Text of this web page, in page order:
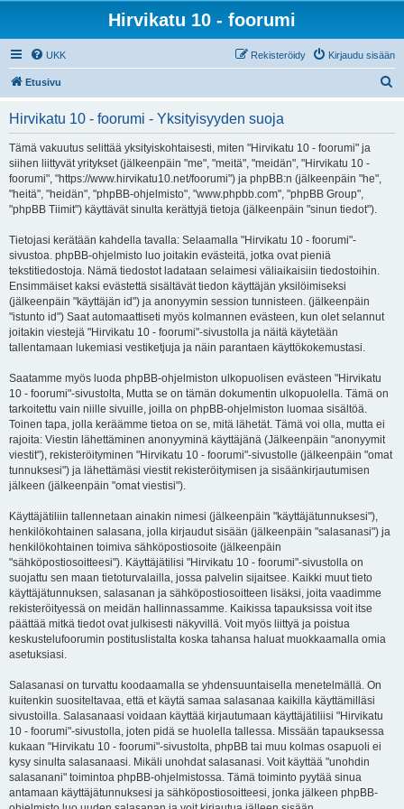
Hirvikatu 10 - foorumi
UKK Kirjaudu sisään
Rekisteröidy
Etusivu
Hirvikatu 10 - foorumi - Yksityisyyden suoja
Tämä vakuutus selittää yksityiskohtaisesti, miten "Hirvikatu 10 - foorumi" ja
siihen liittyvät yritykset (jälkeenpäin "me", "meitä", "meidän", "Hirvikatu 10 -
foorumi", "https://www.hirvikatu10.net/foorumi") ja phpBB:n (jälkeenpäin "he",
"heitä", "heidän", "phpBB-ohjelmisto", "www.phpbb.com", "phpBB Group",
"phpBB Tiimit") käyttävät sinulta kerättyjä tietoja (jälkeenpäin "sinun tiedot").
Tietojasi kerätään kahdella tavalla: Selaamalla "Hirvikatu 10 - foorumi"-
sivustoa. phpBB-ohjelmisto luo joitakin evästeitä, jotka ovat pieniä
tekstitiedostoja. Nämä tiedostot ladataan selaimesi väliaikaisiin tiedostoihin.
Ensimmäiset kaksi evästettä sisältävät tiedon käyttäjän yksilöimiseksi
(jälkeenpäin "käyttäjän id") ja anonyymin session tunnisteen. (jälkeenpäin
"istunto id") Saat automaattiseti myös kolmannen evästeen, kun olet selannut
joitakin viestejä "Hirvikatu 10 - foorumi"-sivustolla ja näitä käytetään
tallentamaan lukemiasi vestiketjuja ja näin parantaen käyttökokemustasi.
Saatamme myös luoda phpBB-ohjelmiston ulkopuolisen evästeen "Hirvikatu
10 - foorumi"-sivustolta, Mutta se on tämän dokumentin ulkopuolella. Tämä on
tarkoitettu vain niille sivuille, joilla on phpBB-ohjelmiston luomaa sisältöä.
Toinen tapa, jolla keräämme tietoa on se, mitä lähetät. Tämä voi olla, mutta ei
rajoita: Viestin lähettäminen anonyyminä käyttäjänä (Jälkeenpäin "anonyymit
viestit"), rekisteröityminen "Hirvikatu 10 - foorumi"-sivustolle (jälkeenpäin "omat
tunnuksesi") ja lähettämäsi viestit rekisteröitymisen ja sisäänkirjautumisen
jälkeen (jälkeenpäin "omat viestisi").
Käyttäjätiliin tallennetaan ainakin nimesi (jälkeenpäin "käyttäjätunnuksesi"),
henkilökohtainen salasana, jolla kirjaudut sisään (jälkeenpäin "salasanasi") ja
henkilökohtainen toimiva sähköpostiosoite (jälkeenpäin
"sähköpostiosoitteesi"). Käyttäjätilisi "Hirvikatu 10 - foorumi"-sivustolla on
suojattu sen maan tietoturvalailla, jossa palvelin sijaitsee. Kaikki muut tieto
käyttäjätunnuksen, salasanan ja sähköpostiosoitteen lisäksi, joita vaadimme
rekisteröityessä on meidän hallinnassamme. Kaikissa tapauksissa voit itse
päättää mitkä tiedot ovat julkisesti näkyvillä. Voit myös liittyä ja poistua
keskustelufoorumin postituslistalta koska tahansa haluat muokkaamalla omia
asetuksiasi.
Salasanasi on turvattu koodaamalla se yhdensuuntaisella menetelmällä. On
kuitenkin suositeltavaa, että et käytä samaa salasanaa kaikilla käyttämilläsi
sivustoilla. Salasanaasi voidaan käyttää kirjautumaan käyttäjätiliisi "Hirvikatu
10 - foorumi"-sivustolla, joten pidä se huolella tallessa. Missään tapauksessa
kukaan "Hirvikatu 10 - foorumi"-sivustolta, phpBB tai muu kolmas osapuoli ei
kysy sinulta salasanaasi. Mikäli unohdat salasanasi. Voit käyttää "unohdin
salasanani" toimintoa phpBB-ohjelmistossa. Tämä toiminto pyytää sinua
antamaan käyttäjätunnuksesi ja sähköpostiosoitteesi, jonka jälkeen phpBB-